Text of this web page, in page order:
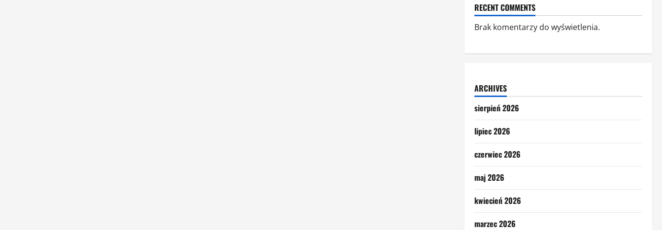
RECENT COMMENTS
Brak komentarzy do wyświetlenia.
ARCHIVES
sierpień 2026
lipiec 2026
czerwiec 2026
maj 2026
kwiecień 2026
marzec 2026